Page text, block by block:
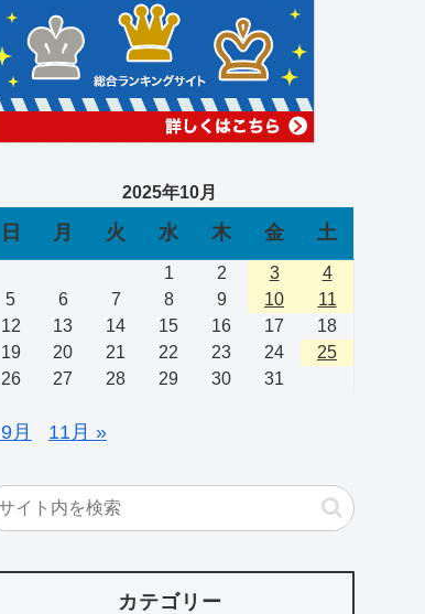
2025年10月
日 月 火 水 木 金 土
1 2 3
4
5
6 7 8 9 10
11
12
13 14 15 16 17
18
19
20 21 22 23 24
25
26
27 28 29 30 31
月 11月 »
カテゴリー